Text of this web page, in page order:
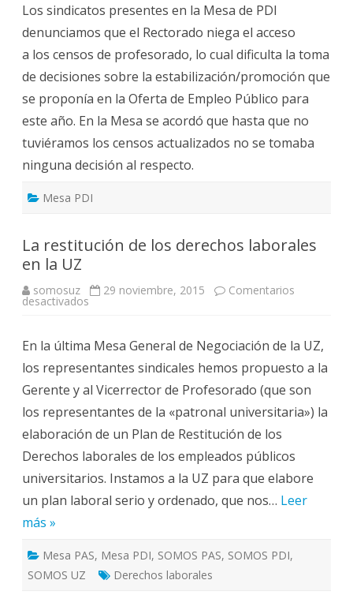
la
Mesa
de
PDI
del
viernes
22
de
enero
Los sindicatos presentes en la Mesa de PDI
denunciamos que el Rectorado niega el acceso
a los censos de profesorado, lo cual dificulta la toma
de decisiones sobre la estabilización/promoción que
se proponía en la Oferta de Empleo Público para
este año. En la Mesa se acordó que hasta que no
tuviéramos los censos actualizados no se tomaba
ninguna decisión al respecto.
Mesa PDI
La restitución de los derechos laborales
en la UZ
somosuz 29 noviembre, 2015 Comentarios
desactivadosen
los
derechos
laborales
en
la
UZ
En la última Mesa General de Negociación de la UZ,
los representantes sindicales hemos propuesto a la
Gerente y al Vicerrector de Profesorado (que son
los representantes de la «patronal universitaria») la
elaboración de un Plan de Restitución de los
Derechos laborales de los empleados públicos
universitarios. Instamos a la UZ para que elabore
un plan laboral serio y ordenado, que nos… Leer
más »
Mesa PAS, Mesa PDI, SOMOS PAS, SOMOS PDI,
SOMOS UZ
Derechos laborales